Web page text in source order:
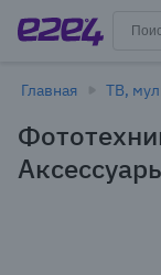
Главная ТВ,